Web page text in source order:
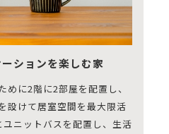
ションを楽しむ家
に2階に2部屋を配置し、
設けて居室空間を最大限活
ニットバスを配置し、生活